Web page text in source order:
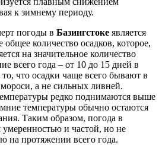
к зимнему периоду.
погоды в Базингстоке является
количество осадков, которое,
на значительное количество
всего года – от 10 до 15 дней в
что осадки чаще всего бывают в
а не сильных ливней.
редко поднимаются выше
температуры обычно остаются
Таким образом, погода в
умеренностью и частой, но не
на протяжении всего года.